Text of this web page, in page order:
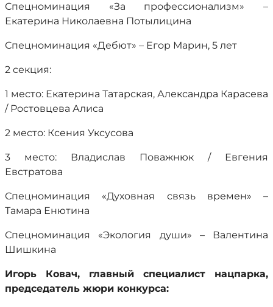
Спецноминация «За профессионализм» –
Екатерина Николаевна Потылицина
Спецноминация «Дебют» – Егор Марин, 5 лет
2 секция:
1 место: Екатерина Татарская, Александра Карасева
/ Ростовцева Алиса
2 место: Ксения Уксусова
3 место: Владислав Поважнюк / Евгения
Евстратова
Спецноминация «Духовная связь времен» –
Тамара Енютина
Спецноминация «Экология души» – Валентина
Шишкина
Игорь Ковач, главный специалист нацпарка,
председатель жюри конкурса: